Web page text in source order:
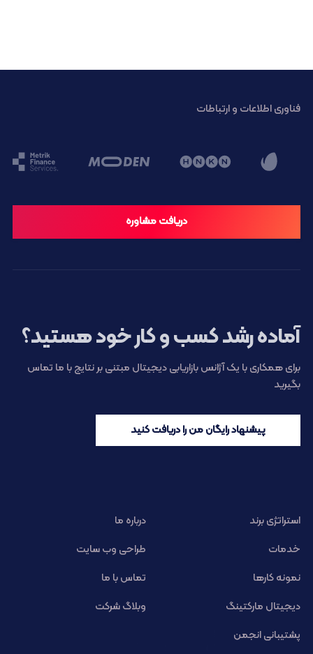
فناوری اطلاعات و ارتباطات
دریافت مشاوره
آماده رشد کسب و کار خود هستید؟
برای همکاری با یک آژانس بازاریابی دیجیتال مبتنی بر نتایج با ما تماس
بگیرید
پیشنهاد رایگان من را دریافت کنید
استراتژی برند
درباره ما
خدمات
طراحی وب سایت
نمونه کارها
تماس با ما
دیجیتال مارکتینگ
وبلاگ شرکت
پشتیبانی انجمن